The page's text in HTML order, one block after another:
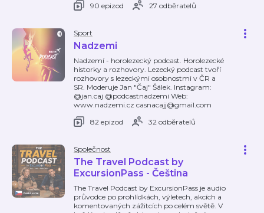
90 epizod
27 odběratelů
Sport
Nadzemi
Nadzemí - horolezecký podcast. Horolezecké
historky a rozhovory. Lezecký podcast tvoří
rozhovory s lezeckými osobnostmi v ČR a
SR. Moderuje Jan "Čaj" Šálek. Instagram:
@jan.caj @podcastnadzemi Web:
www.nadzemi.cz casnacajj@gmail.com
82 epizod
32 odběratelů
Společnost
The Travel Podcast by
ExcursionPass - Čeština
The Travel Podcast by ExcursionPass je audio
průvodce po prohlídkách, výletech, akcích a
komentovaných zážitcích po celém světě. V